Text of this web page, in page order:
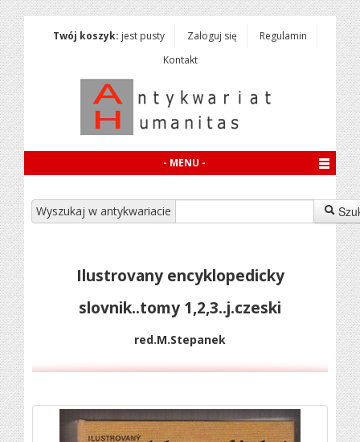
Twój koszyk: jest pusty Zaloguj się
Regulamin
Kontakt
- MENU -
Wyszukaj w antykwariacie
Ilustrovany encyklopedicky
slovnik..tomy 1,2,3..j.czeski
red.M.Stepanek